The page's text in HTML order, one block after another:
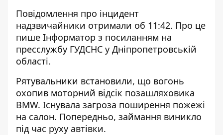
Повідомлення про інцидент
надзвичайники отримали об 11:42. Про це
пише Інформатор з посиланням на
пресслужбу ГУДСНС у Дніпропетровській
області.
Рятувальники встановили, що вогонь
охопив моторний відсік позашляховика
BMW. Існувала загроза поширення пожежі
на салон. Попередньо, займання виникло
під час руху автівки.